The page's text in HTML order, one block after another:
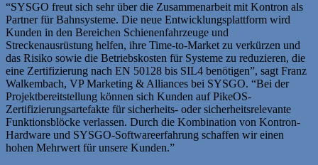
“SYSGO freut sich sehr über die Zusammenarbeit mit Kontron als
Partner für Bahnsysteme. Die neue Entwicklungsplattform wird
Kunden in den Bereichen Schienenfahrzeuge und
Streckenausrüstung helfen, ihre Time-to-Market zu verkürzen und
das Risiko sowie die Betriebskosten für Systeme zu reduzieren, die
eine Zertifizierung nach EN 50128 bis SIL4 benötigen”, sagt Franz
Walkembach, VP Marketing & Alliances bei SYSGO. “Bei der
Projektbereitstellung können sich Kunden auf PikeOS-
Zertifizierungsartefakte für sicherheits- oder sicherheitsrelevante
Funktionsblöcke verlassen. Durch die Kombination von Kontron-
Hardware und SYSGO-Softwareerfahrung schaffen wir einen
hohen Mehrwert für unsere Kunden.”